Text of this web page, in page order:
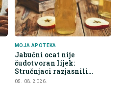
MOJA APOTEKA
Jabučni ocat nije
čudotvoran lijek:
Stručnjaci razjasnili
najveće zablude
05. 08. 2026.